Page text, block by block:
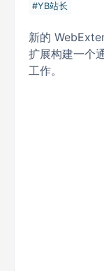
YB站长
新的
扩展构建一个
工作。